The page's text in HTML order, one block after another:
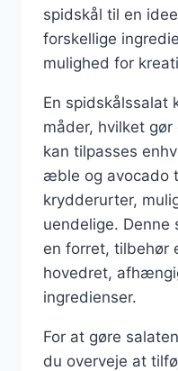
spidskål til en
forskellige
mulighed for
En spidskålssalat
måder, hvilket
kan tilpasses
æble og avocado
krydderurter,
uendelige. Denne
en forret, tilbehør
hovedret,
ingredienser.
For at gøre
du overveje at